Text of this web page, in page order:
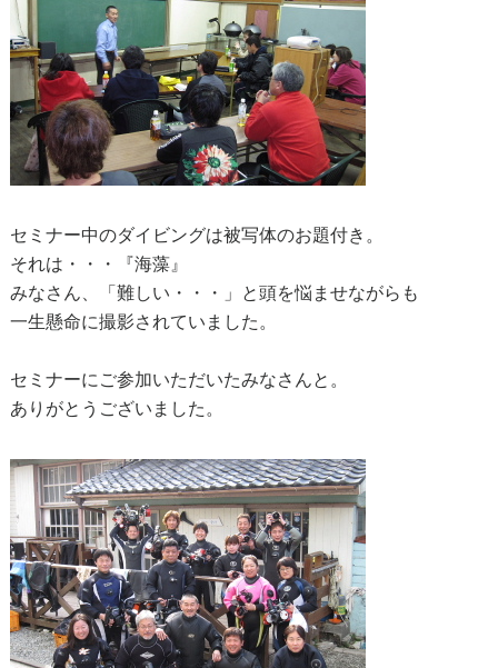
セミナー中のダイビングは被写体のお題付き。
それは・・・『海藻』
みなさん、「難しい・・・」と頭を悩ませながらも
一生懸命に撮影されていました。
セミナーにご参加いただいたみなさんと。
ありがとうございました。